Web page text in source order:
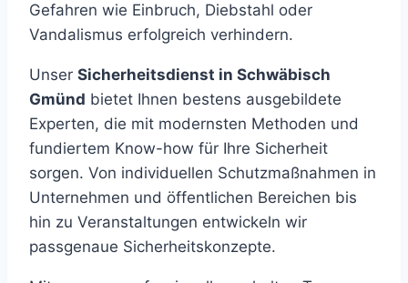
Gefahren wie Einbruch, Diebstahl oder
Vandalismus erfolgreich verhindern.
Unser Sicherheitsdienst in Schwäbisch
Gmünd bietet Ihnen bestens ausgebildete
Experten, die mit modernsten Methoden und
fundiertem Know-how für Ihre Sicherheit
sorgen. Von individuellen Schutzmaßnahmen in
Unternehmen und öffentlichen Bereichen bis
hin zu Veranstaltungen entwickeln wir
passgenaue Sicherheitskonzepte.